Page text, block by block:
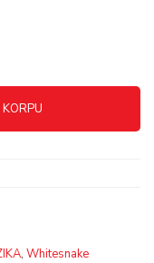
, Whitesnake